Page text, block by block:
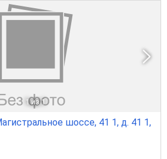
1 из 1
шоссе, 41 1, д. 41 1,